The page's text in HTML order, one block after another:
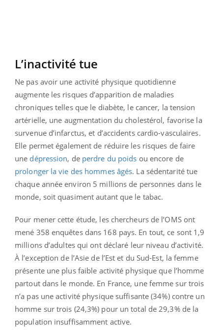
L’inactivité tue
Ne pas avoir une activité physique quotidienne
augmente les risques d’apparition de maladies
chroniques telles que le diabète, le cancer, la tension
artérielle, une augmentation du cholestérol, favorise la
survenue d’infarctus, et d’accidents cardio-vasculaires.
Elle permet également de réduire les risques de faire
une dépression, de perdre du poids ou encore de
prolonger la vie des hommes âgés. La sédentarité tue
chaque année environ 5 millions de personnes dans le
monde, soit quasiment autant que le tabac.
Pour mener cette étude, les chercheurs de l’OMS ont
mené 358 enquêtes dans 168 pays. En tout, ce sont 1,9
millions d’adultes qui ont déclaré leur niveau d’activité.
À l’exception de l’Asie de l’Est et du Sud-Est, la femme
présente une plus faible activité physique que l’homme
partout dans le monde. En France, une femme sur trois
n’a pas une activité physique suffisante (34%) contre un
homme sur trois (24,3%) pour un total de 29,3% de la
population insuffisamment active.